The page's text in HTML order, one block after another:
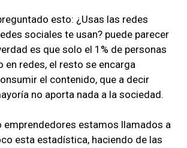
esto: ¿Usas las redes
sociales te usan? puede parecer
es que solo el 1% de personas
en redes, el resto se encarga
el contenido, que a decir
no aporta nada a la sociedad.
estamos llamados a
esta estadística, haciendo de las